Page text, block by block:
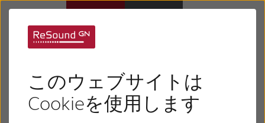
このウェブサイトは
Cookieを使用します
難聴について
アプリを使う